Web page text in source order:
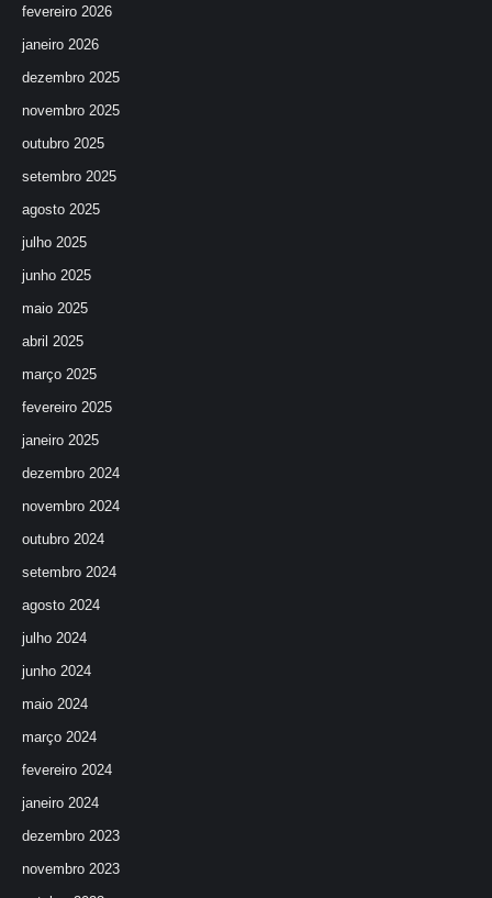
fevereiro 2026
janeiro 2026
dezembro 2025
novembro 2025
outubro 2025
setembro 2025
agosto 2025
julho 2025
junho 2025
maio 2025
abril 2025
março 2025
fevereiro 2025
janeiro 2025
dezembro 2024
novembro 2024
outubro 2024
setembro 2024
agosto 2024
julho 2024
junho 2024
maio 2024
março 2024
fevereiro 2024
janeiro 2024
dezembro 2023
novembro 2023